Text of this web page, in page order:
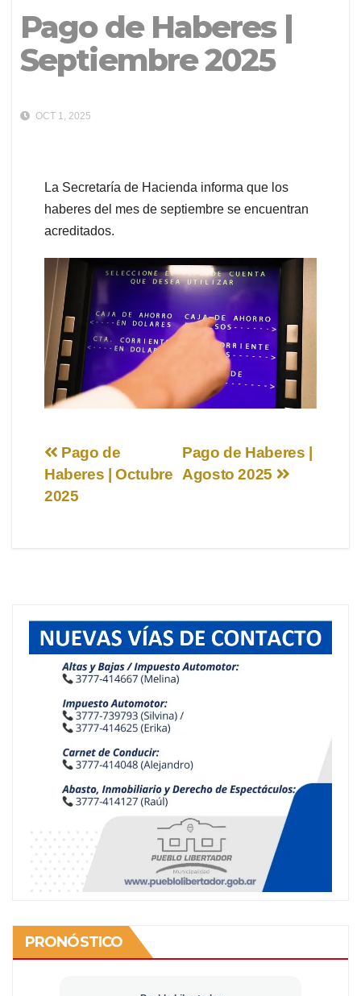
Pago de Haberes |
Septiembre 2025
OCT 1, 2025
La Secretaría de Hacienda informa que los
haberes del mes de septiembre se encuentran
acreditados.
Navegación
de
Pago de Haberes |
Agosto 2025
Pago de
Haberes | Octubre
2025
PRONÓSTICO